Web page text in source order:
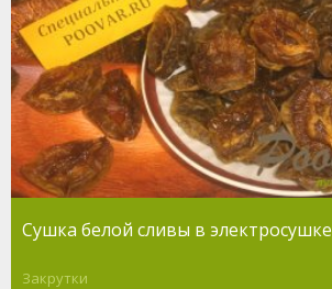
Сушка белой сливы в электросушке
Закрутки